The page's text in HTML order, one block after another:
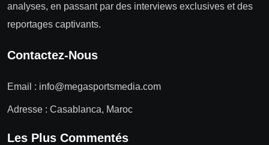
analyses, en passant par des interviews exclusives et des
reportages captivants.
Contactez-Nous
Email : info@megasportsmedia.com
Adresse : Casablanca, Maroc
Les Plus Commentés